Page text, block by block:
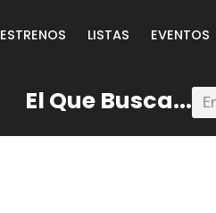
ESTRENOS LISTAS EVENTOS
El Que Busca...